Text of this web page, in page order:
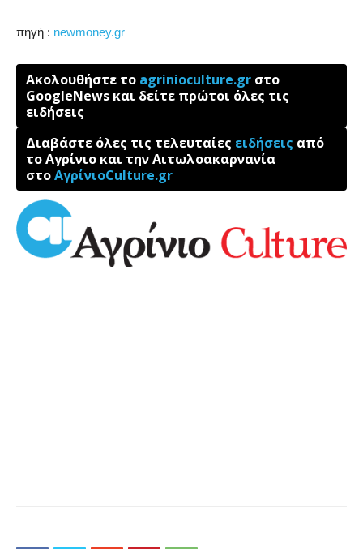
πηγή : newmoney.gr
Ακολουθήστε το agrinioculture.gr στο
GoogleNews και δείτε πρώτοι όλες τις
ειδήσεις
Διαβάστε όλες τις τελευταίες ειδήσεις από
το Αγρίνιο και την Αιτωλοακαρνανία
στοΑγρίνιοCulture.gr